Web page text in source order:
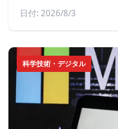
日付: 2026/8/3
科学技術・デジタル